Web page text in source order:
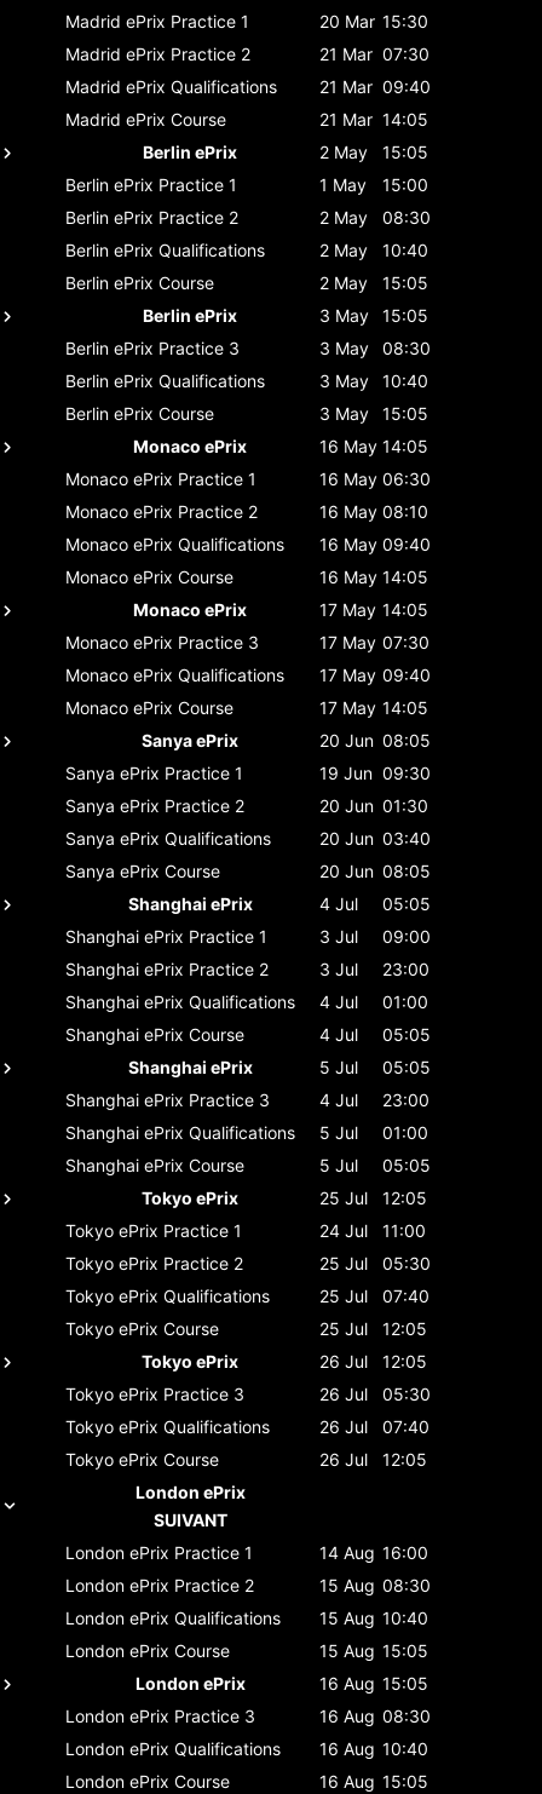
Madrid ePrix Practice 1 20 Mar 15:30
Madrid ePrix Practice 2 21 Mar 07:30
Madrid ePrix Qualifications 21 Mar 09:40
Madrid ePrix Course 21 Mar 14:05
Berlin ePrix
2 May
15:05
Berlin ePrix Practice 1 1 May
15:00
Berlin ePrix Practice 2 2 May
08:30
Berlin ePrix Qualifications 2 May
10:40
Berlin ePrix Course 2 May
15:05
Berlin ePrix
3 May
15:05
Berlin ePrix Practice 3 3 May
08:30
Berlin ePrix Qualifications 3 May
10:40
Berlin ePrix Course 3 May
15:05
Monaco ePrix
16 May 14:05
Monaco ePrix Practice 1 16 May 06:30
Monaco ePrix Practice 2 16 May 08:10
Monaco ePrix Qualifications 16 May 09:40
Monaco ePrix Course 16 May 14:05
Monaco ePrix
17 May 14:05
Monaco ePrix Practice 3 17 May 07:30
Monaco ePrix Qualifications 17 May 09:40
Monaco ePrix Course 17 May 14:05
Sanya ePrix
20 Jun 08:05
Sanya ePrix Practice 1 19 Jun 09:30
Sanya ePrix Practice 2 20 Jun 01:30
Sanya ePrix Qualifications 20 Jun 03:40
Sanya ePrix Course 20 Jun 08:05
Shanghai ePrix
4 Jul
05:05
Shanghai ePrix Practice 1 3 Jul
09:00
Shanghai ePrix Practice 2 3 Jul
23:00
Shanghai ePrix Qualifications 4 Jul
01:00
Shanghai ePrix Course 4 Jul
05:05
Shanghai ePrix
5 Jul
05:05
Shanghai ePrix Practice 3 4 Jul
23:00
Shanghai ePrix Qualifications 5 Jul
01:00
Shanghai ePrix Course 5 Jul
05:05
Tokyo ePrix
25 Jul
12:05
Tokyo ePrix Practice 1 24 Jul
11:00
Tokyo ePrix Practice 2 25 Jul
05:30
Tokyo ePrix Qualifications 25 Jul
07:40
Tokyo ePrix Course 25 Jul
12:05
Tokyo ePrix
26 Jul
12:05
Tokyo ePrix Practice 3 26 Jul
05:30
Tokyo ePrix Qualifications 26 Jul
07:40
Tokyo ePrix Course 26 Jul
12:05
London ePrix
SUIVANT
London ePrix Practice 1 14 Aug 16:00
London ePrix Practice 2 15 Aug 08:30
London ePrix Qualifications 15 Aug 10:40
London ePrix Course 15 Aug 15:05
London ePrix
16 Aug 15:05
London ePrix Practice 3 16 Aug 08:30
London ePrix Qualifications 16 Aug 10:40
London ePrix Course 16 Aug 15:05